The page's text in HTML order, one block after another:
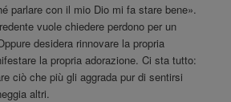
parlare con il mio Dio mi fa stare bene».
vuole chiedere perdono per un
desidera rinnovare la propria
la propria adorazione. Ci sta tutto:
ciò che più gli aggrada pur di sentirsi
altri.